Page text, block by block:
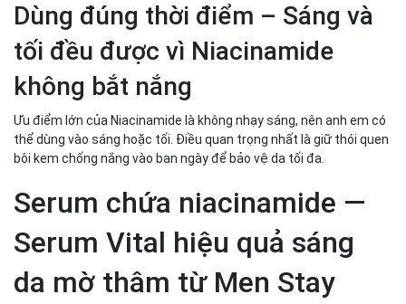
Dùng đúng thời điểm – Sáng và
tối đều được vì Niacinamide
không bắt nắng
Ưu điểm lớn của Niacinamide là không nhạy sáng, nên anh em có
thể dùng vào sáng hoặc tối. Điều quan trọng nhất là giữ thói quen
bôi kem chống nắng vào ban ngày để bảo vệ da tối đa.
Serum chứa niacinamide —
Serum Vital hiệu quả sáng
da mờ thâm từ Men Stay